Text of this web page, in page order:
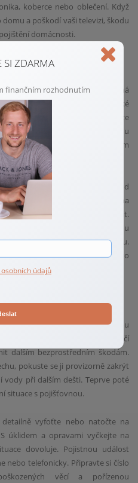
koberce nebo oblečení. Když
a poškodí vaši televizi, škodu
domácnosti.
před příchodem živlů
v omylu, že jednou podepsaná
materiálů i práce v České
výrazně zvýšily. Pokud jste
čelíte takzvanému
nemovitost má dnes mnohem
pojištěna.
řešení pojistné události. Pokud
zjistí, že dům je pojištěný jen na
může pojistné plnění zkrátit.
na opravu, ale pouze poměrnou
zásah do rodinného rozpočtu.
každé dva až tři roky je proto
napáchá škody
silná bouře a zanechá za sebou
krokem je zajistit bezpečí
dalším bezprostředním škodám.
pokuste se ji provizorně zakrýt
vody při dalším dešti. Teprve poté
situace s pojišťovnou.
vyfoťte nebo natočte na
úklidem a opravami vyčkejte na
dovoluje. Pojistnou událost
nebo telefonicky. Připravte si číslo
věcí a pořízenou
SI ZDARMA
finančním rozhodnutím
údajů